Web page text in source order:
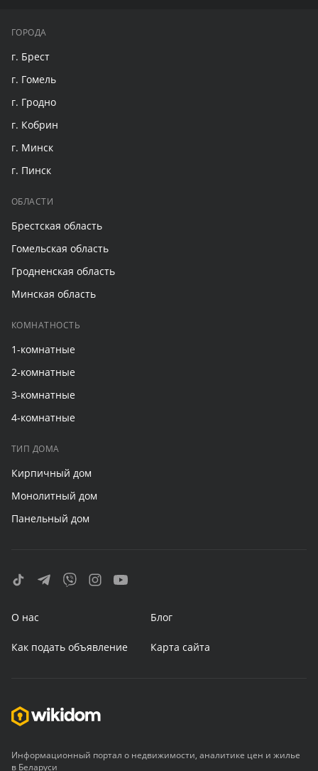
ГОРОДА
г. Брест
г. Гомель
г. Гродно
г. Кобрин
г. Минск
г. Пинск
ОБЛАСТИ
Брестская область
Гомельская область
Гродненская область
Минская область
КОМНАТНОСТЬ
1-комнатные
2-комнатные
3-комнатные
4-комнатные
ТИП ДОМА
Кирпичный дом
Монолитный дом
Панельный дом
О нас Блог
Как подать объявление Карта сайта
Информационный портал о недвижимости, аналитике цен и жилье
в Беларуси